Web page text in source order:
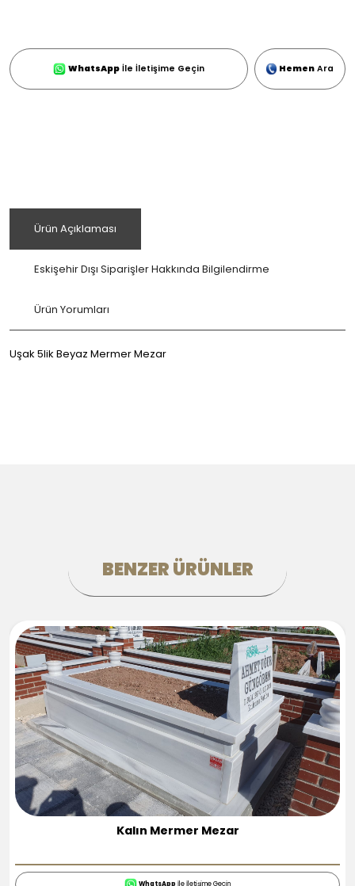
WhatsApp İle İletişime Geçin Hemen Ara
Ürün Açıklaması
Eskişehir Dışı Siparişler Hakkında Bilgilendirme
Ürün Yorumları
Uşak 5lik Beyaz Mermer Mezar
BENZER ÜRÜNLER
Kalın Mermer Mezar